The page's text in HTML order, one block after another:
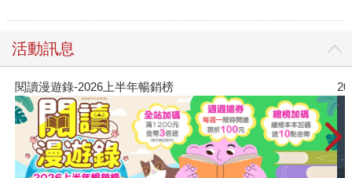
活動訊息
閱讀漫遊錄-2026上半年暢銷榜